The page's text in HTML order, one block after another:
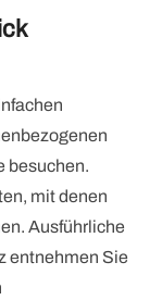
besuchen.
mit denen
Ausführliche
entnehmen Sie